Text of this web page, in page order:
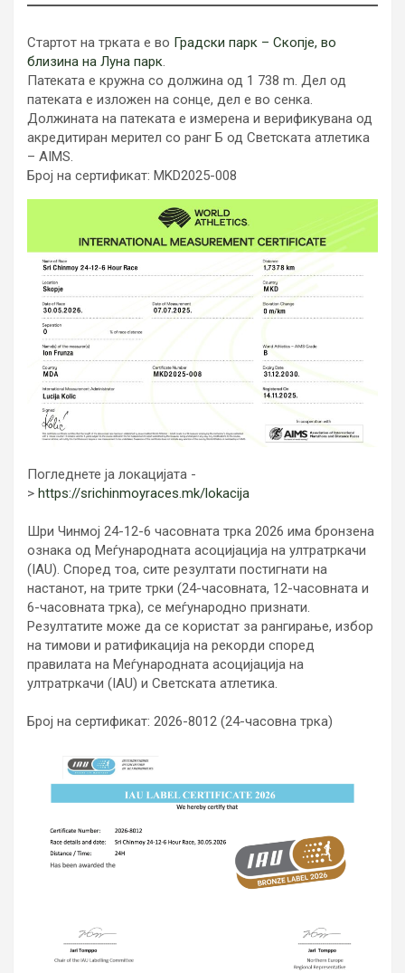
Стартот на трката е во Градски парк – Скопје, во
близина на Луна парк.
Патеката е кружна со должина од 1 738 m. Дел од
патеката е изложен на сонце, дел е во сенка.
Должината на патеката е измерена и верификувана од
акредитиран мерител со ранг Б од Светската атлетика
– AIMS.
Број на сертификат: MKD2025-008
Погледнете ја локацијата -
> https://srichinmoyraces.mk/lokacija
Шри Чинмој 24-12-6 часовната трка 2026 има бронзена
ознака од Меѓународната асоцијација на ултратркачи
(IAU). Според тоа, сите резултати постигнати на
настанот, на трите трки (24-часовната, 12-часовната и
6-часовната трка), се меѓународно признати.
Резултатите може да се користат за рангирање, избор
на тимови и ратификација на рекорди според
правилата на Меѓународната асоцијација на
ултратркачи (IAU) и Светската атлетика.
Број на сертификат: 2026-8012 (24-часовна трка)